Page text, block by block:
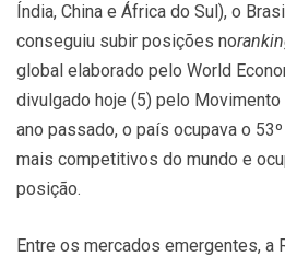
Índia, China e África do Sul), o
conseguiu subir posições no
global elaborado pelo World
divulgado hoje (5) pelo
ano passado, o país ocupava o
mais competitivos do mundo e
posição.
Entre os mercados emergentes, a